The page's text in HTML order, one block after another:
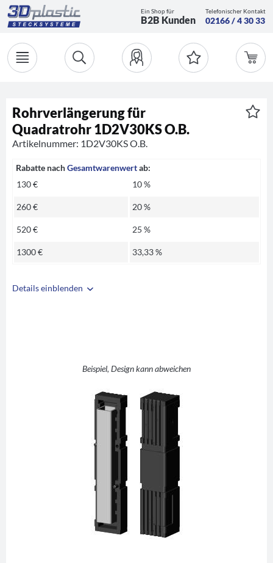
Ein Shop für
B2B Kunden
Telefonischer Kontakt
02166 / 4 30 33
Details einblenden
Beispiel, Design kann abweichen
Rohrverlängerung für
Quadratrohr 1D2V30KS O.B.
Artikelnummer: 1D2V30KS O.B.
Rabatte nachGesamtwarenwertab:
130 €
10 %
260 € 20 %
520 € 25 %
1300 € 33,33 %